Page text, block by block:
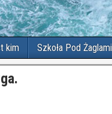
kim Szkoła Pod Żaglami